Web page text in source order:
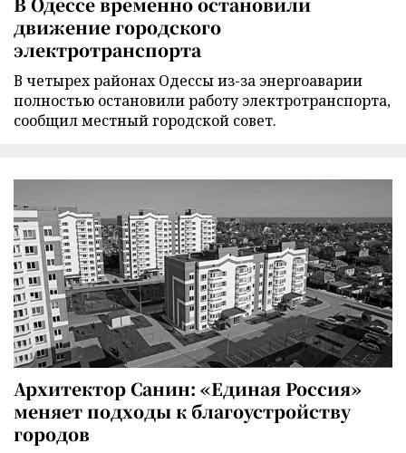
движение городского
электротранспорта
В четырех районах Одессы из-за энергоаварии
полностью остановили работу электротранспорта,
сообщил местный городской совет.
Архитектор Санин: «Единая Россия»
меняет подходы к благоустройству
городов